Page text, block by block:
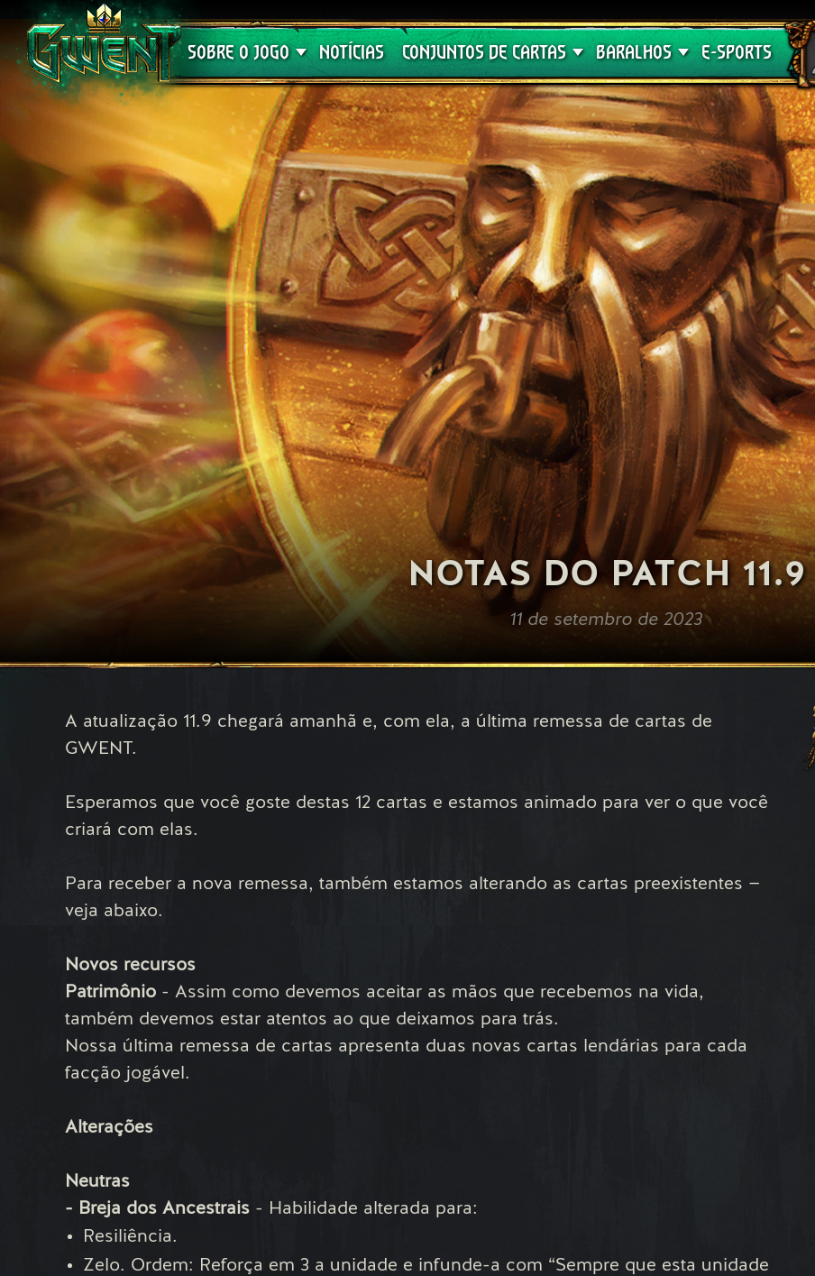
SOBRE O JOGO
Suporte
NOTÍCIAS CONJUNTOS DE CARTAS
Crimson Curse
BARALHOS
Guia de Baralhos
E-SPORTS
NOTAS DO PATCH 11.9
11 de setembro de 2023
A atualização 11.9 chegará amanhã e, com ela, a última remessa de cartas de
GWENT.
Esperamos que você goste destas 12 cartas e estamos animado para ver o que você
criará com elas.
Para receber a nova remessa, também estamos alterando as cartas preexistentes —
veja abaixo.
Novos recursos
Patrimônio - Assim como devemos aceitar as mãos que recebemos na vida,
também devemos estar atentos ao que deixamos para trás.
Nossa última remessa de cartas apresenta duas novas cartas lendárias para cada
facção jogável.
Alterações
Neutras
- Breja dos Ancestrais - Habilidade alterada para:
Resiliência.
Zelo. Ordem: Reforça em 3 a unidade e infunde-a com “Sempre que esta unidade